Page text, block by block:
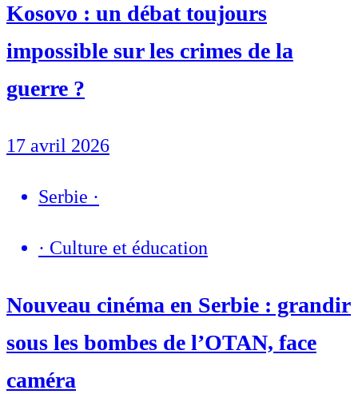
Kosovo : un débat toujours
impossible sur les crimes de la
guerre ?
17 avril 2026
Serbie ·
· Culture et éducation
Nouveau cinéma en Serbie : grandir
sous les bombes de l’OTAN, face
caméra